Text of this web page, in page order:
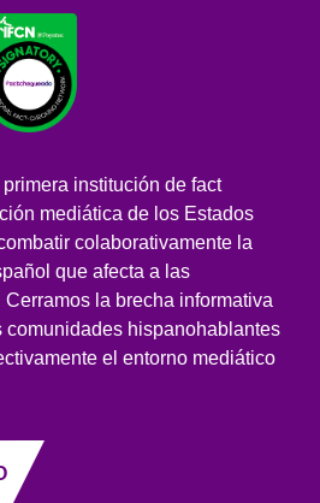
institución de fact
mediática de los Estados
colaborativamente la
que afecta a las
la brecha informativa
comunidades hispanohablantes
el entorno mediático